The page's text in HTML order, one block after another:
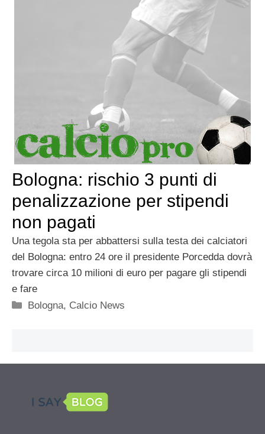
Bologna: rischio 3 punti di
penalizzazione per stipendi
non pagati
Una tegola sta per abbattersi sulla testa dei calciatori
del Bologna: entro 24 ore il presidente Porcedda dovrà
trovare circa 10 milioni di euro per pagare gli stipendi
e fare
Categorie
Bologna, Calcio News